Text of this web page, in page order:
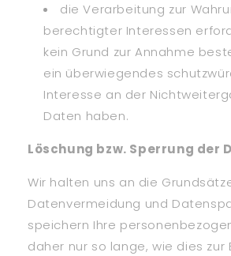
die Verarbeitung zur
berechtigter Interessen
kein Grund zur Annahme
ein überwiegendes
Interesse an der
Daten haben.
Löschung bzw. Sperrung der
Wir halten uns an die
Datenvermeidung und
speichern Ihre
daher nur so lange, wie dies zur